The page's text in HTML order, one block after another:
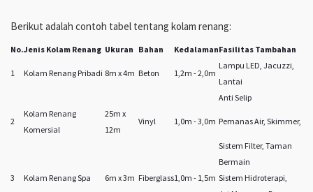
Berikut adalah contoh tabel tentang kolam renang:
No.Jenis Kolam Renang Ukuran Bahan KedalamanFasilitas Tambahan
1 Kolam Renang Pribadi 8m x 4m Beton 1,2m - 2,0m
Lampu LED, Jacuzzi,
Lantai
Anti Selip
2
Kolam Renang
Komersial
25m x
12m
Vinyl 1,0m - 3,0m Pemanas Air, Skimmer,
Sistem Filter, Taman
Bermain
3
Kolam Renang Spa 6m x 3m Fiberglass1,0m - 1,5m Sistem Hidroterapi,